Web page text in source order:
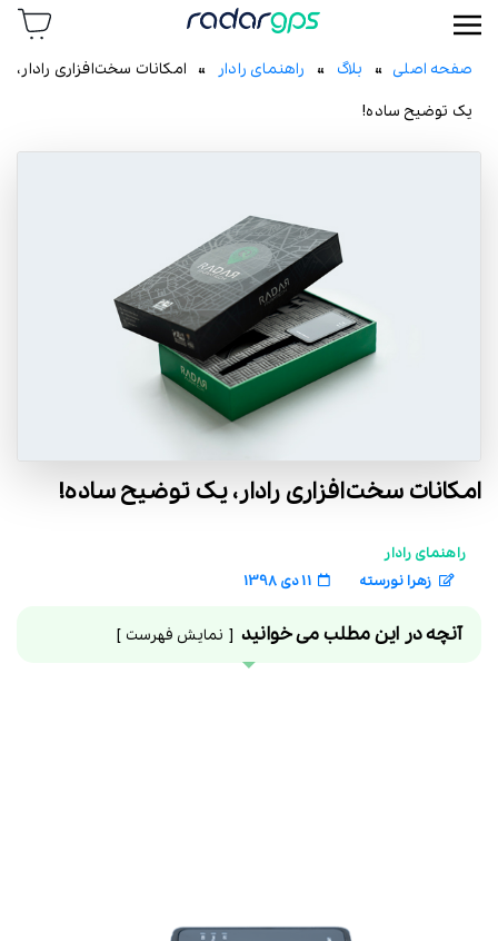
رادار جی پی اس
صفحه اصلی» بلاگ » راهنمای رادار
» امکانات سخت‌افزاری رادار،
یک توضیح ساده!
امکانات سخت‌افزاری رادار، یک توضیح ساده!
راهنمای رادار
زهرا نورسته
11 دی 1398
آنچه در این مطلب می خوانید نمایش فهرست